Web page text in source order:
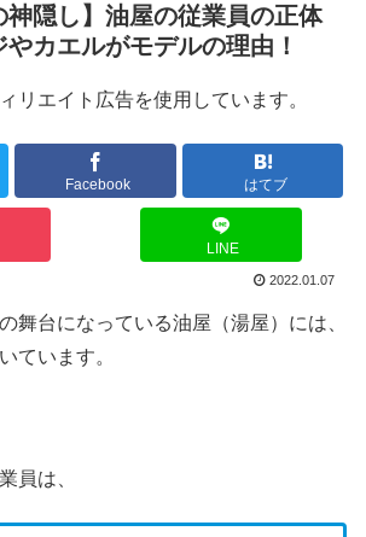
神隠し】油屋の従業員の正体
カエルがモデルの理由！
リエイト広告を使用しています。
Facebook はてブ
LINE
2022.01.07
舞台になっている油屋（湯屋）には、
ています。
員は、